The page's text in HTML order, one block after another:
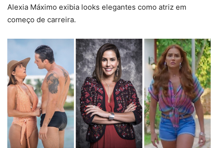
Alexia Máximo exibia looks elegantes como atriz em
começo de carreira.